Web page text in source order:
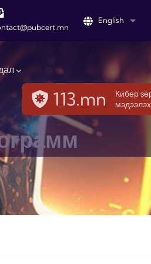
English List
113.mn
Кибер
мэдээлэх